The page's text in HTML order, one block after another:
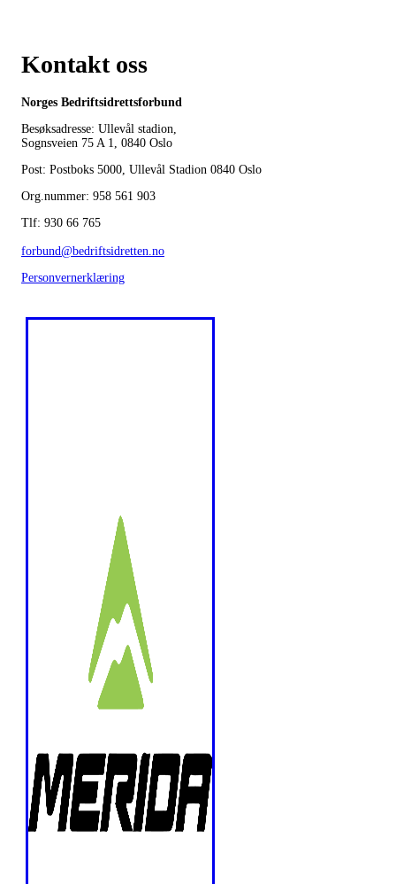
Kontakt oss
Norges Bedriftsidrettsforbund
Besøksadresse: Ullevål stadion,
Sognsveien 75 A 1, 0840 Oslo
Post: Postboks 5000, Ullevål Stadion 0840 Oslo
Org.nummer: 958 561 903
Tlf: 930 66 765
forbund@bedriftsidretten.no
Personvernerklæring